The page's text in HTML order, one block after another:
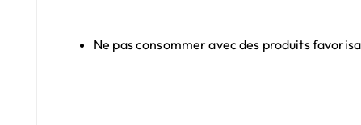
Ne pas consommer avec des produits